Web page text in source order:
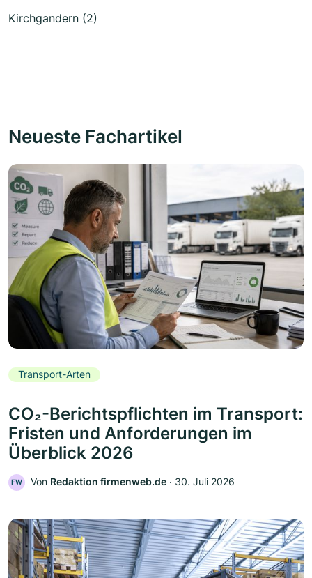
Kirchgandern (2)
Neueste Fachartikel
Transport-Arten
CO₂-Berichtspflichten im Transport:
Fristen und Anforderungen im
Überblick 2026
FW Von Redaktion firmenweb.de ‧ 30. Juli 2026